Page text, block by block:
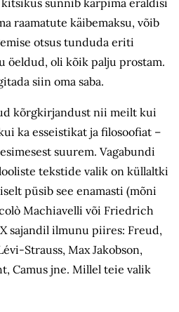
sunnib kärpima eraldisi
raamatute käibemaksu, võib
otsus tunduda eriti
öeldud, oli kõik palju prostam.
siin oma saba.
kõrgkirjandust nii meilt kui
ka esseistikat ja filosoofiat –
suurem. Vagabundi
tekstide valik on küllaltki
püsib see enamasti (mõni
Machiavelli või Friedrich
sajandil ilmunu piires: Freud,
Strauss, Max Jakobson,
Camus jne. Millel teie valik